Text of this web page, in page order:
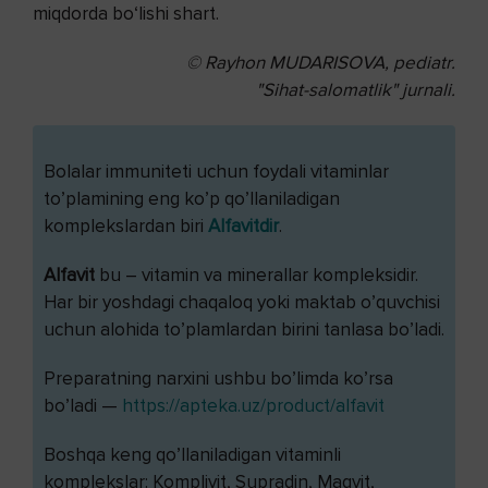
miqdorda bo‘lishi shart.
© Rayhon MUDARISOVA, pediatr.
"Sihat-salomatlik" jurnali.
Bolalar immuniteti uchun foydali vitaminlar
to’plamining eng ko’p qo’llaniladigan
komplekslardan biri Alfavitdir.
Alfavit bu – vitamin va minerallar kompleksidir.
Har bir yoshdagi chaqaloq yoki maktab o’quvchisi
uchun alohida to’plamlardan birini tanlasa bo’ladi.
Preparatning narxini ushbu bo’limda ko’rsa
bo’ladi — https://apteka.uz/product/alfavit
Boshqa keng qo’llaniladigan vitaminli
komplekslar: Komplivit, Supradin, Magvit,